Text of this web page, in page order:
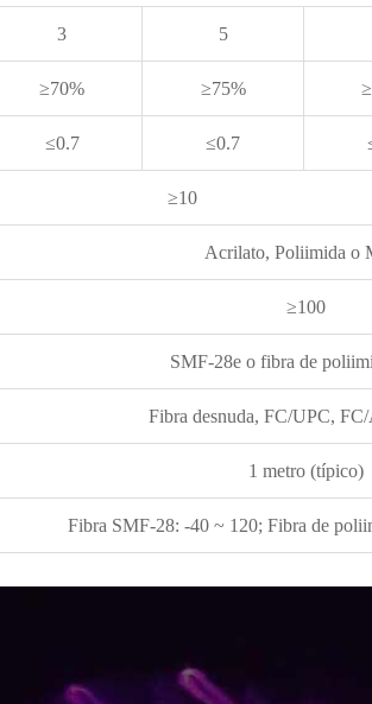
3 5
≥70% ≥75%
≤0.7 ≤0.7
≥10
Acrilato, Poliimida o
≥100
SMF-28e o fibra de
Fibra desnuda, FC/UPC,
1 metro (típico)
Fibra SMF-28: -40 ~ 120; Fibra de